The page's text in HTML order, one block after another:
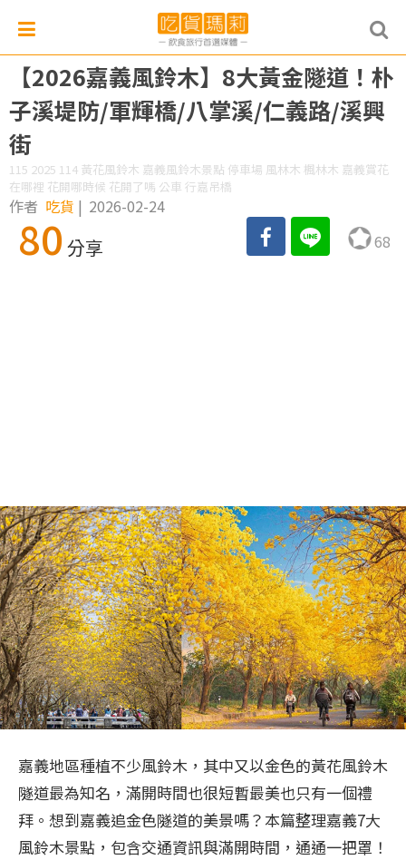
【2026嘉義風鈴木】8大黃金隧道！朴
子溪堤防/軍輝橋/八掌溪/仁義路/溪興
街
115 2025 114 黃花風鈴木 嘉義風鈴木景點 停車場 風林木 楓林木 嘉義賞花
在哪裡 花開哪時候 花開了嗎 公車 行嘉吊橋
作者 吃貨 | 2026-02-24
80 分享 68
嘉義地區種植不少風鈴木，其中又以金色的黃花風鈴木
隧道最為知名，滿開時間也很短暫最美也只有一個禮
拜。想到嘉義追金色隧道的美景嗎？本篇整理嘉義7大
風鈴木景點，包含交通資訊與滿開時間，通通一把罩！